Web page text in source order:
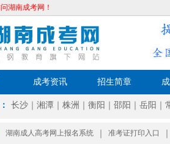
湖南成考网！
成考资讯 招生简章
长沙 湘潭 株洲 衡阳 邵阳 岳阳
湖南成人高考网上报名系统 准考证打印入口